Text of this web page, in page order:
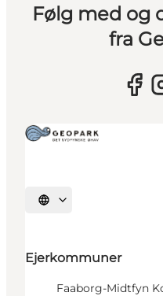
Følg med og
fra
Vælg sprog
Ejerkommuner
Faaborg-Midtfyn